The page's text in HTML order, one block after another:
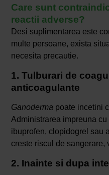
Care sunt
reactii adverse?
Desi suplimentarea este
multe persoane, exista
necesita precautie.
1. Tulburari de
anticoagulante
Ganoderma poate incetini
Administrarea impreuna
ibuprofen, clopidogrel sau
creste riscul de sangerare,
2. Inainte si dupa